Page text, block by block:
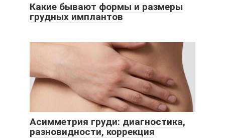
Какие бывают формы и размеры
грудных имплантов
Асимметрия груди: диагностика,
разновидности, коррекция